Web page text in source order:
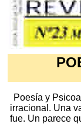
Poesía y
irracional. Una
fue. Un parece